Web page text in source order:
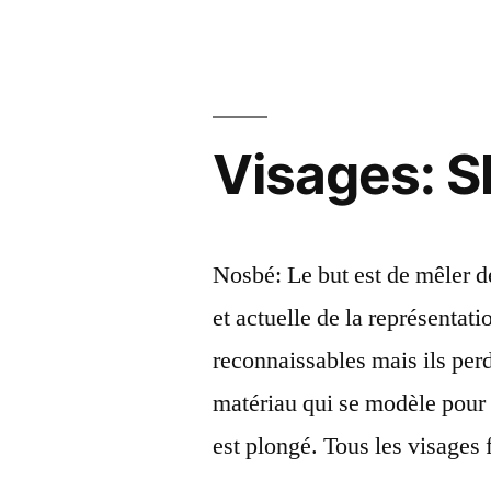
Visages:
Nosbé: Le but est de mêler
et actuelle de la
reconnaissables mais ils
matériau qui se modèle
est plongé. Tous les